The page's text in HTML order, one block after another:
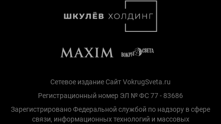
Сетевое издание Сайт VokrugSveta.ru
Регистрационный номер ЭЛ № ФС 77 - 83686
Зарегистрировано Федеральной службой по надзору в сфере
связи, информационных технологий и массовых